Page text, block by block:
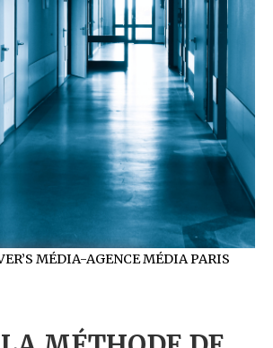
MÉDIA-AGENCE MÉDIA PARIS